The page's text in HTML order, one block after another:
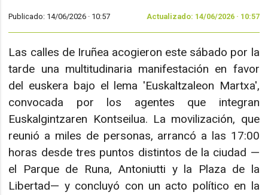
Publicado: 14/06/2026 · 10:57 Actualizado: 14/06/2026 · 10:57
Las calles de Iruñea acogieron este sábado por la
tarde una multitudinaria manifestación en favor
del euskera bajo el lema 'Euskaltzaleon Martxa',
convocada por los agentes que integran
Euskalgintzaren Kontseilua. La movilización, que
reunió a miles de personas, arrancó a las 17:00
horas desde tres puntos distintos de la ciudad —
el Parque de Runa, Antoniutti y la Plaza de la
Libertad— y concluyó con un acto político en la